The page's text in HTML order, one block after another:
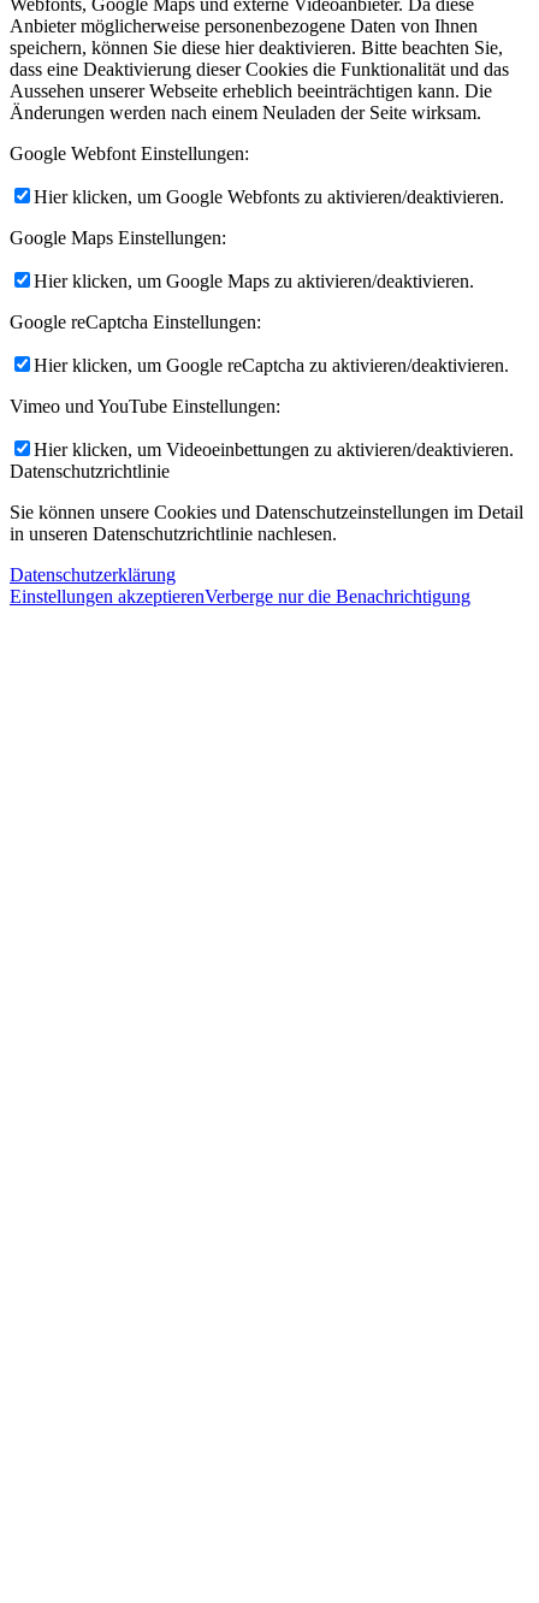
Webfonts, Google Maps und externe Videoanbieter. Da diese
Anbieter möglicherweise personenbezogene Daten von Ihnen
speichern, können Sie diese hier deaktivieren. Bitte beachten Sie,
dass eine Deaktivierung dieser Cookies die Funktionalität und das
Aussehen unserer Webseite erheblich beeinträchtigen kann. Die
Änderungen werden nach einem Neuladen der Seite wirksam.
Google Webfont Einstellungen:
Hier klicken, um Google Webfonts zu aktivieren/deaktivieren.
Google Maps Einstellungen:
Hier klicken, um Google Maps zu aktivieren/deaktivieren.
Google reCaptcha Einstellungen:
Hier klicken, um Google reCaptcha zu aktivieren/deaktivieren.
Vimeo und YouTube Einstellungen:
Hier klicken, um Videoeinbettungen zu aktivieren/deaktivieren.
Datenschutzrichtlinie
Sie können unsere Cookies und Datenschutzeinstellungen im Detail
in unseren Datenschutzrichtlinie nachlesen.
Datenschutzerklärung
Einstellungen akzeptierenVerberge nur die Benachrichtigung